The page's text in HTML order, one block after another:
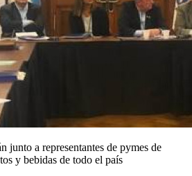
junto a representantes de pymes de
y bebidas de todo el país